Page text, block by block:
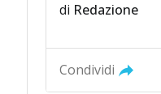
di Redazione
Condividi